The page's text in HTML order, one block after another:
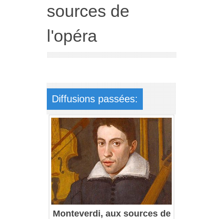
sources de
l'opéra
Diffusions passées:
Monteverdi, aux sources de